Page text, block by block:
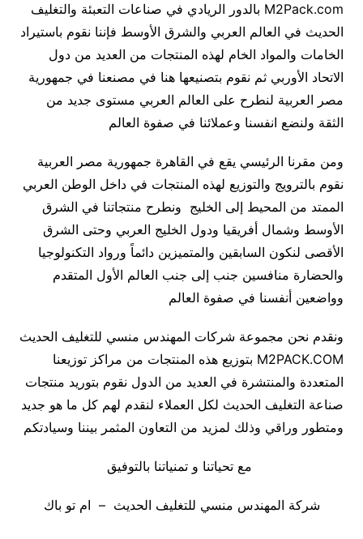
M2Pack.com بالدور الريادي في صناعات التعبئة والتغليف
الحديث في العالم العربي والشرق الأوسط فإننا نقوم باستيراد
الخامات والمواد الخام لهذه المنتجات من العديد من دول
الاتحاد الأوربي ثم نقوم بتصنيعها هنا في مصنعنا في جمهورية
مصر العربية لنطرح على العالم العربي مستوى جديد من
الثقة ولنضع انفسنا وعملائنا في صفوة العالم
ومن مقرنا الرئيسي يقع في القاهرة جمهورية مصر العربية
نقوم بالترويج والتوزيع لهذه المنتجات في داخل الوطن العربي
الممتد من المحيط إلى الخليج ونطرح منتجاتنا في الشرق
الأوسط وشمال أفريقيا ودول الخليج العربي وحتى الشرق
الأقصى لنكون السابقين والمتميزين دائماً ورواد التكنولوجيا
والحضارة منافسين جنب إلى جنب العالم الأول المتقدم
وواضعين أنفسنا في صفوة العالم
ونقدم نحن مجموعة شركات المهندس منسي للتغليف الحديث
M2PACK.COM بتوزيع هذه المنتجات من مراكز توزيعنا
المتعددة والمنتشرة في العديد من الدول نقوم بتوريد منتجات
صناعة التغليف الحديث لكل العملاء لنقدم لهم كل ما هو جديد
ومتطور وراقي وذلك لمزيد من التعاون المثمر بيننا وسيادتكم
مع تحياتنا و تمنياتنا بالتوفيق
شركة المهندس منسي للتغليف الحديث – ام تو باك